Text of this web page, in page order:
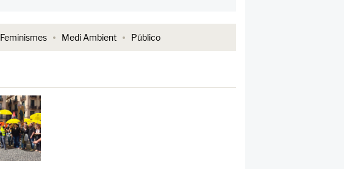
Feminismes Medi Ambient Público